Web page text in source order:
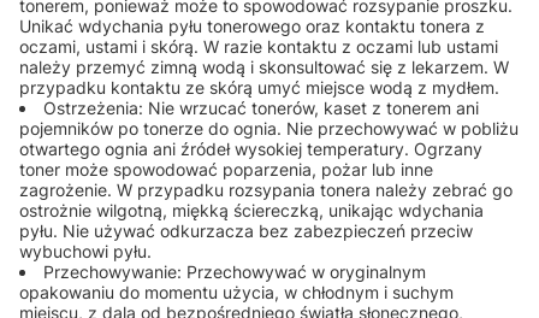
tonerem, ponieważ może to spowodować rozsypanie proszku.
Unikać wdychania pyłu tonerowego oraz kontaktu tonera z
oczami, ustami i skórą. W razie kontaktu z oczami lub ustami
należy przemyć zimną wodą i skonsultować się z lekarzem. W
przypadku kontaktu ze skórą umyć miejsce wodą z mydłem.
Ostrzeżenia: Nie wrzucać tonerów, kaset z tonerem ani
pojemników po tonerze do ognia. Nie przechowywać w pobliżu
otwartego ognia ani źródeł wysokiej temperatury. Ogrzany
toner może spowodować poparzenia, pożar lub inne
zagrożenie. W przypadku rozsypania tonera należy zebrać go
ostrożnie wilgotną, miękką ściereczką, unikając wdychania
pyłu. Nie używać odkurzacza bez zabezpieczeń przeciw
wybuchowi pyłu.
Przechowywanie: Przechowywać w oryginalnym
opakowaniu do momentu użycia, w chłodnym i suchym
miejscu, z dala od bezpośredniego światła słonecznego,